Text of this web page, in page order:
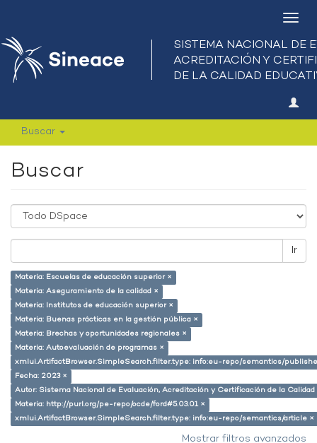
Buscar
Buscar
Ir
Materia: Escuelas de educación superior ×
Materia: Aseguramiento de la calidad ×
Materia: Institutos de educación superior ×
Materia: Buenas prácticas en la gestión pública ×
Materia: Brechas y oportunidades regionales ×
Materia: Autoevaluación de programas ×
xmlui.ArtifactBrowser.SimpleSearch.filter.type: info:eu-repo/semantics/
Fecha: 2023 ×
Autor: Sistema Nacional de Evaluación, Acreditación y Certificación de la
Materia: http://purl.org/pe-repo/ocde/ford#5.03.01 ×
xmlui.ArtifactBrowser.SimpleSearch.filter.type: info:eu-repo/semantics/article ×
Mostrar filtros avanzados